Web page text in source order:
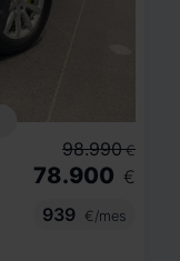
98.990 €
78.900 €
939
€/mes